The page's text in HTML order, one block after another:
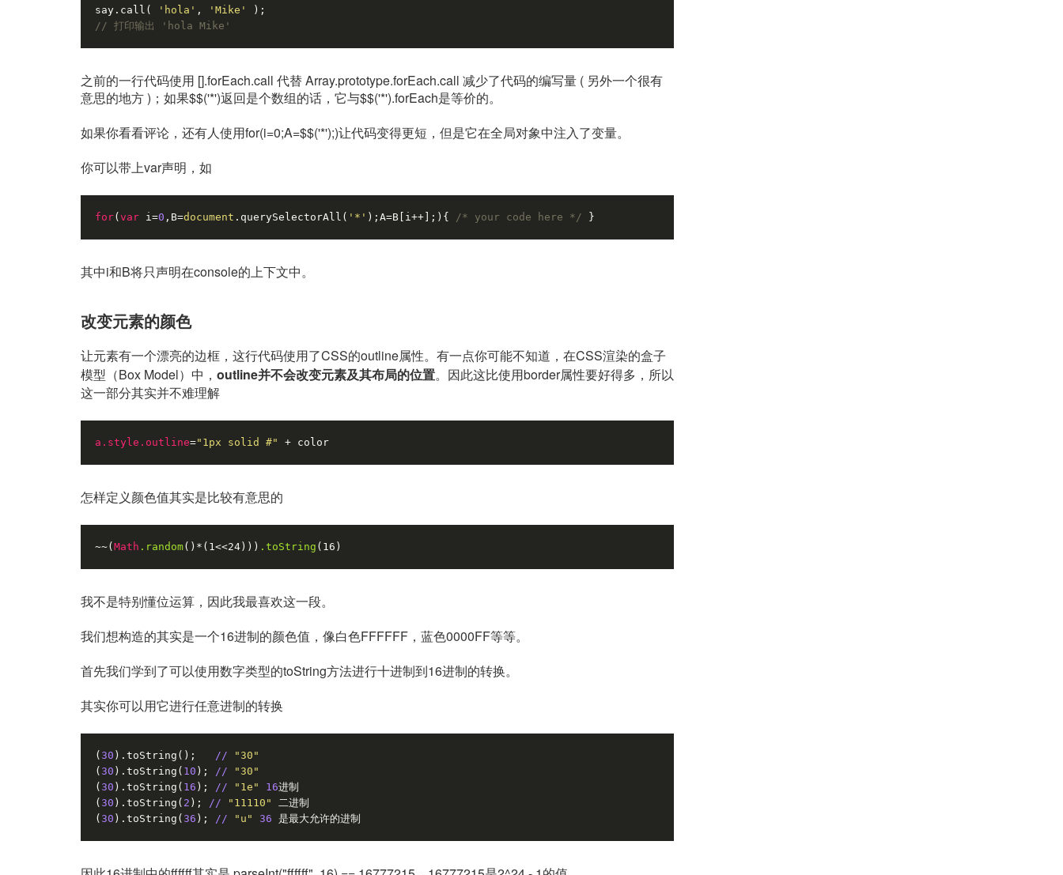
say.call( 'hola' , 'Mike'
);
// 打印输出 'hola Mike'
之前的一行代码使用 [].forEach.call 代替 Array.prototype.forEach.call 减少了代码的编写量 ( 另外一个很有
意思的地方 )；如果$$('*')返回是个数组的话，它与$$('*').forEach是等价的。
如果你看看评论，还有人使用for(i=0;A=$$('*');)让代码变得更短，但是它在全局对象中注入了变量。
你可以带上var声明，如
for( var i=0 ,B=document .querySelectorAll( '*' );A=B[i++];){ /* your code here */ }
其中i和B将只声明在console的上下文中。
改变元素的颜色
让元素有一个漂亮的边框，这行代码使用了CSS的outline属性。有一点你可能不知道，在CSS渲染的盒子
模型（Box Model）中， outline并不会改变元素及其布局的位置。因此这比使用border属性要好得多，所以
这一部分其实并不难理解
a.style.outline="1px solid #" + color
怎样定义颜色值其实是比较有意思的
~~( Math .random()*(1<<24))) .toString (16)
我不是特别懂位运算，因此我最喜欢这一段。
我们想构造的其实是一个16进制的颜色值，像白色FFFFFF，蓝色0000FF等等。
首先我们学到了可以使用数字类型的toString方法进行十进制到16进制的转换。
其实你可以用它进行任意进制的转换
( 30 ).toString(); //
"30"
( 30 ).toString( 10 ); //
"30"
( 30 ).toString( 16 ); // "1e" 16进制
( 30 ).toString( 2 ); // "11110"
二进制
( 30 ).toString( 36 ); // "u" 36 是最大允许的进制